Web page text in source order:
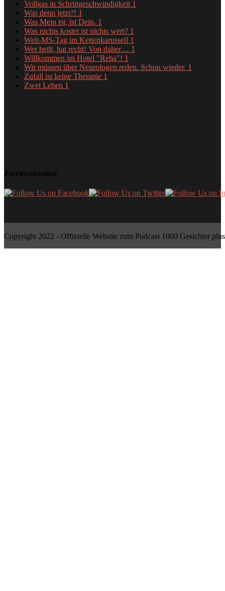
Vollgas in Schrittgeschwindigkeit 1
Was denn jetzt?! 1
Was Mein ist, ist Dein. 1
Was nichts kostet ist nichts wert? 1
Welt-MS-Tag im Kettenkarussell 1
Wer heilt, hat recht! Von daher… 1
Willkommen im Hotel "Reha"! 1
Wir müssen über Neurologen reden. Schon wieder. 1
Zufall ist keine Therapie 1
Zwei Leben 1
Zweitwohnsitze
Copyright 2022 - Offizielle Website zum Podcast 1000 Gesichter